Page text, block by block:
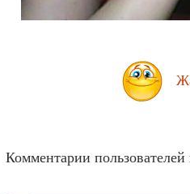
Комментарии пользователей